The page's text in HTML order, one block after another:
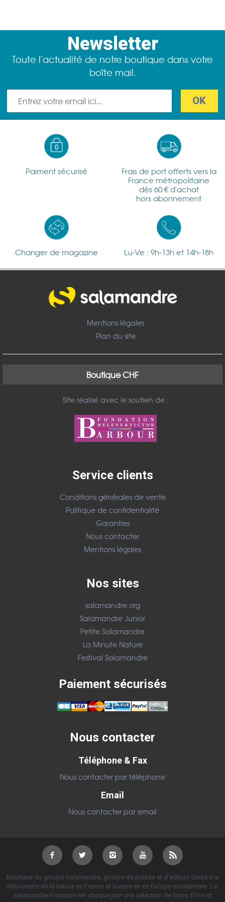
Newsletter
Toute l'actualité de notre boutique dans votre
boîte mail.
Paiment sécurisé
Frais de port offerts vers la
France métropolitaine
dès 60 € d'achat
hors abonnement
Changer de magazine Lu-Ve : 9h-13h et 14h-18h
Mentions légales
Plan du site
Boutique CHF
Site réalisé avec le soutien de :
Service clients
Conditions générales de vente
Politique de confidentialité
Garanties
Nous contacter
Mentions légales
Nos sites
salamandre.org
Salamandre Junior
Petite Salamandre
La Minute Nature
Festival Salamandre
Paiement sécurisés
Nous contacter
Téléphone & Fax
Nous contacter par téléphone
Email
Nous contacter par email
Boutique du groupe Salamandre, groupe de presse et d’édition dédié à la
découverte de la nature en France et Suisse en en Europe occidentale. La-
salamandre-boutique.net chaque jour une sélection de livres, films et